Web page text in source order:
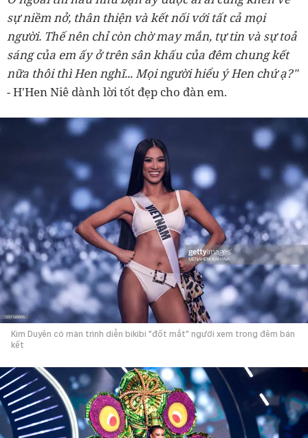
sự niềm nở, thân thiện và kết nối với tất cả mọi
người. Thế nên chỉ còn chờ may mắn, tự tin và sự toả
sáng của em ấy ở trên sân khấu của đêm chung kết
nữa thôi thì Hen nghĩ... Mọi người hiểu ý Hen chứ ạ?"
- H'Hen Niê dành lời tốt đẹp cho đàn em.
Kim Duyên có màn trình diễn bikibi "đốt mắt" người xem trong đêm bán
kết